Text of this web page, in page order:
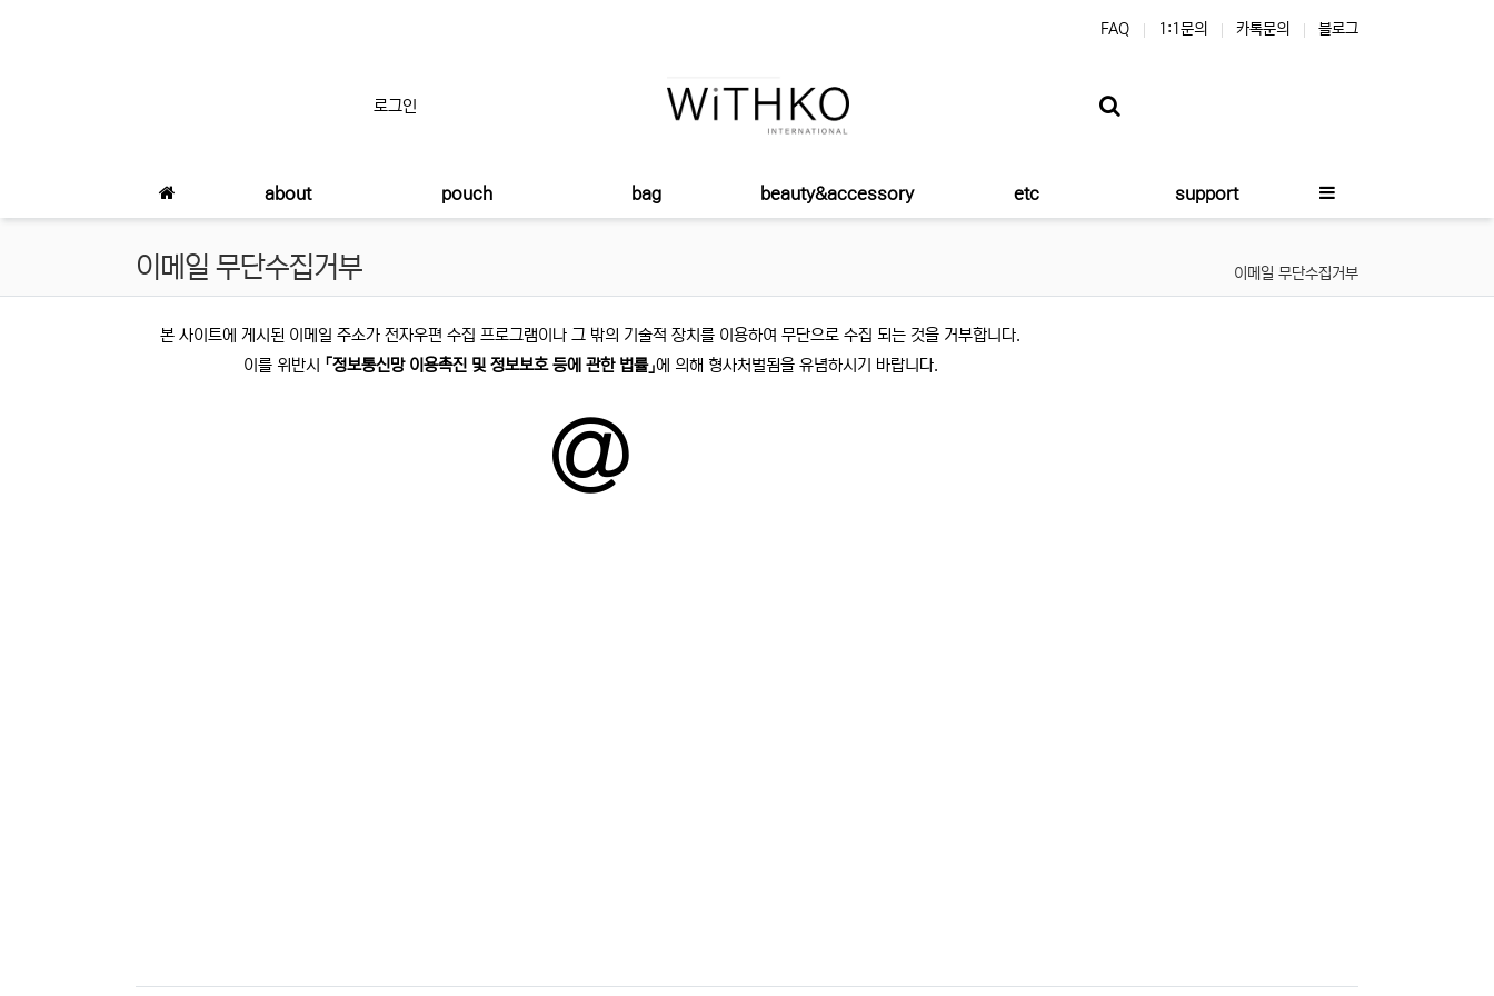
FAQ 1:1문의 카톡문의 블로그
로그인
about pouch bag beauty&accessory etc support
이메일 무단수집거부 이메일 무단수집거부
이메일 무단수집금지 안내
본 사이트에 게시된 이메일 주소가 전자우편 수집 프로그램이나 그 밖의 기술적 장치를 이용하여 무단으로 수집 되는 것을 거부합니다.
이를 위반시 「정보통신망 이용촉진 및 정보보호 등에 관한 법률」에 의해 형사처벌됨을 유념하시기 바랍니다.